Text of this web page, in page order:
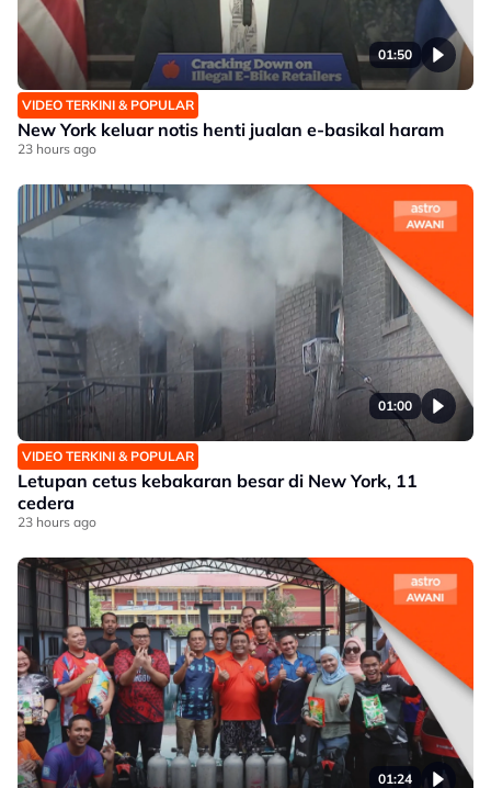
01:50
VIDEO TERKINI & POPULAR
New York keluar notis henti jualan e-basikal haram
23 hours ago
01:00
VIDEO TERKINI & POPULAR
Letupan cetus kebakaran besar di New York, 11
cedera
23 hours ago
01:24